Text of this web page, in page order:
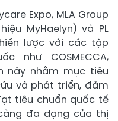
Expo, MLA Group
MyHaelyn) và PL
lược với các tập
như COSMECCA,
này nhằm mục tiêu
và phát triển, đảm
tiêu chuẩn quốc tế
đa dạng của thị